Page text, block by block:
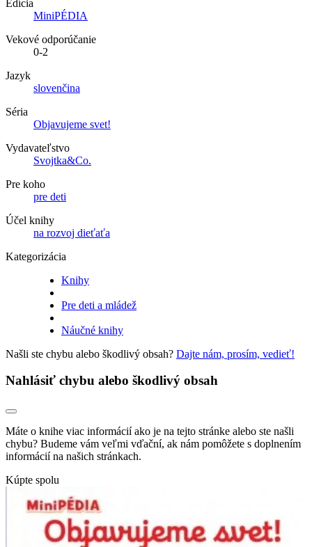
Edícia
MiniPÉDIA
Vekové odporúčanie
0-2
Jazyk
slovenčina
Séria
Objavujeme svet!
Vydavateľstvo
Svojtka&Co.
Pre koho
pre deti
Účel knihy
na rozvoj dieťaťa
Kategorizácia
Knihy
Pre deti a mládež
Náučné knihy
Našli ste chybu alebo škodlivý obsah? Dajte nám, prosím, vedieť!
Nahlásiť chybu alebo škodlivý obsah
Máte o knihe viac informácií ako je na tejto stránke alebo ste našli
chybu? Budeme vám veľmi vďační, ak nám pomôžete s doplnením
informácií na našich stránkach.
Kúpte spolu